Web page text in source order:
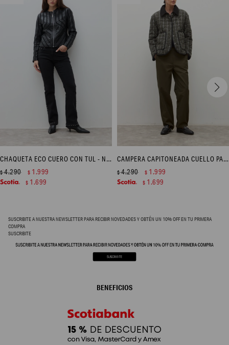
CHAQUETA ECO CUERO CON TUL - NEGRO
$4.290 $ 1.999
$ 1.699
CAMPERA CAPITONEADA CUELLO PANA - VERDE OLIVA
$4.290 $ 1.999
$ 1.699
SUSCRIBITE A NUESTRA NEWSLETTER PARA RECIBIR NOVEDADES Y OBTÉN UN 10% OFF EN TU PRIMERA
COMPRA
SUSCRIBITE
BENEFICIOS